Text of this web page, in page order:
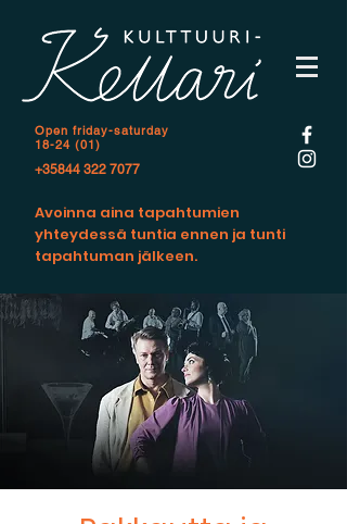
Open friday-saturday
18-24 (01)
+35844 322 7077
Avoinna aina tapahtumien
yhteydessä tuntia ennen ja tunti
tapahtuman jälkeen.